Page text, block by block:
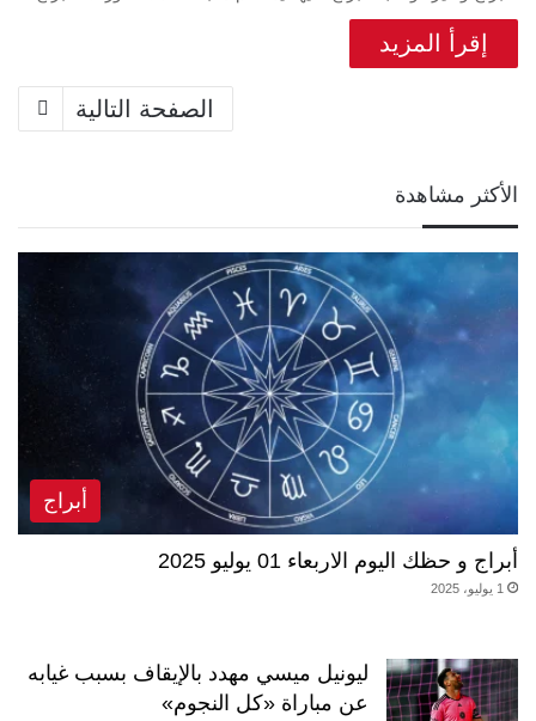
إقرأ المزيد
الصفحة التالية
الأكثر مشاهدة
أبراج
أبراج و حظك اليوم الاربعاء 01 يوليو 2025
1 يوليو، 2025
ليونيل ميسي مهدد بالإيقاف بسبب غيابه
عن مباراة «كل النجوم»